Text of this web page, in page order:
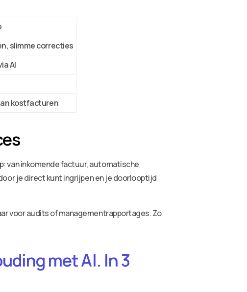
slimme correcties
AI
kostfacturen
van inkomende factuur, automatische
je direct kunt ingrijpen en je doorlooptijd
voor audits of managementrapportages. Zo
met AI. In 3